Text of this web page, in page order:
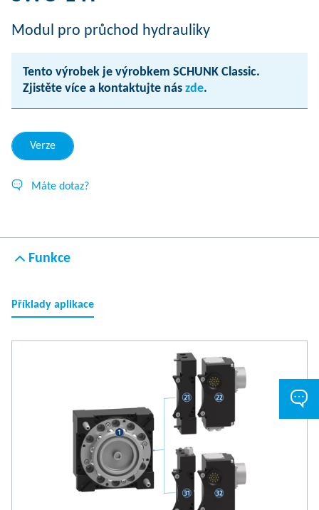
Modul pro průchod hydrauliky
Tento výrobek je výrobkem SCHUNK Classic.
Zjistěte více a kontaktujte nás zde.
Verze
Máte dotaz?
Funkce
Příklady aplikace